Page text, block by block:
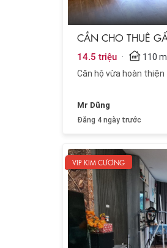
CẦN CHO THUÊ
14.5 triệu · 110
Căn hộ vừa hoàn
Mr Dũng
Đăng 4 ngày trước
VIP KIM CƯƠNG